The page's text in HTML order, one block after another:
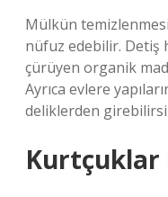
Mülkün
nüfuz edebilir. Detiş
çürüyen organik
Ayrıca evlere
deliklerden
Kurtçuklar